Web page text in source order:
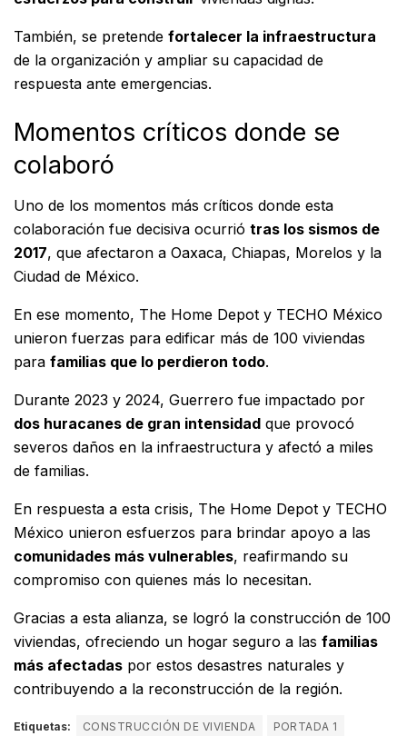
También, se pretende fortalecer la infraestructura
de la organización y ampliar su capacidad de
respuesta ante emergencias.
Momentos críticos donde se
colaboró
Uno de los momentos más críticos donde esta
colaboración fue decisiva ocurrió tras los sismos de
2017, que afectaron a Oaxaca, Chiapas, Morelos y la
Ciudad de México.
En ese momento, The Home Depot y TECHO México
unieron fuerzas para edificar más de 100 viviendas
para familias que lo perdieron todo.
Durante 2023 y 2024, Guerrero fue impactado por
dos huracanes de gran intensidad que provocó
severos daños en la infraestructura y afectó a miles
de familias.
En respuesta a esta crisis, The Home Depot y TECHO
México unieron esfuerzos para brindar apoyo a las
comunidades más vulnerables, reafirmando su
compromiso con quienes más lo necesitan.
Gracias a esta alianza, se logró la construcción de 100
viviendas, ofreciendo un hogar seguro a las familias
más afectadas por estos desastres naturales y
contribuyendo a la reconstrucción de la región.
Etiquetas: CONSTRUCCIÓN DE VIVIENDA
PORTADA 1